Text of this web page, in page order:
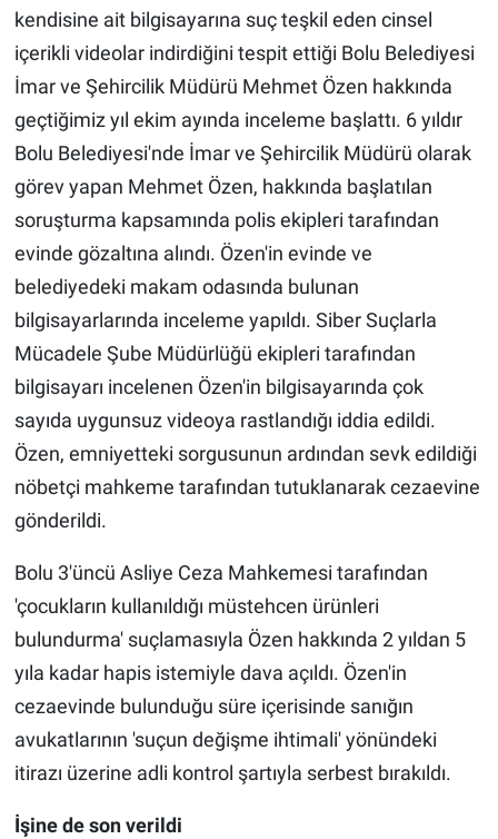
kendisine ait bilgisayarına suç teşkil eden cinsel
içerikli videolar indirdiğini tespit ettiği Bolu Belediyesi
İmar ve Şehircilik Müdürü Mehmet Özen hakkında
geçtiğimiz yıl ekim ayında inceleme başlattı. 6 yıldır
Bolu Belediyesi'nde İmar ve Şehircilik Müdürü olarak
görev yapan Mehmet Özen, hakkında başlatılan
soruşturma kapsamında polis ekipleri tarafından
evinde gözaltına alındı. Özen'in evinde ve
belediyedeki makam odasında bulunan
bilgisayarlarında inceleme yapıldı. Siber Suçlarla
Mücadele Şube Müdürlüğü ekipleri tarafından
bilgisayarı incelenen Özen'in bilgisayarında çok
sayıda uygunsuz videoya rastlandığı iddia edildi.
Özen, emniyetteki sorgusunun ardından sevk edildiği
nöbetçi mahkeme tarafından tutuklanarak cezaevine
gönderildi.
Bolu 3'üncü Asliye Ceza Mahkemesi tarafından
'çocukların kullanıldığı müstehcen ürünleri
bulundurma' suçlamasıyla Özen hakkında 2 yıldan 5
yıla kadar hapis istemiyle dava açıldı. Özen'in
cezaevinde bulunduğu süre içerisinde sanığın
avukatlarının 'suçun değişme ihtimali' yönündeki
itirazı üzerine adli kontrol şartıyla serbest bırakıldı.
İşine de son verildi